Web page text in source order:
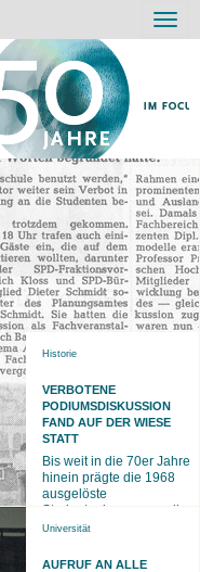
Historie
VERBOTENE
PODIUMSDISKUSSION
FAND AUF DER WIESE
STATT
Bis weit in die 70er Jahre
hinein prägte die 1968
ausgelöste
Studentenbewegung die
deutschen Hochschulen -
Universität
AUFRUF AN ALLE